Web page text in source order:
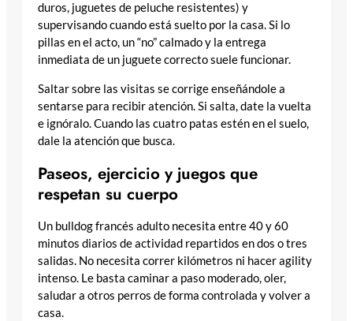
duros, juguetes de peluche resistentes) y
supervisando cuando está suelto por la casa. Si lo
pillas en el acto, un “no” calmado y la entrega
inmediata de un juguete correcto suele funcionar.
Saltar sobre las visitas se corrige enseñándole a
sentarse para recibir atención. Si salta, date la vuelta
e ignóralo. Cuando las cuatro patas estén en el suelo,
dale la atención que busca.
Paseos, ejercicio y juegos que
respetan su cuerpo
Un bulldog francés adulto necesita entre 40 y 60
minutos diarios de actividad repartidos en dos o tres
salidas. No necesita correr kilómetros ni hacer agility
intenso. Le basta caminar a paso moderado, oler,
saludar a otros perros de forma controlada y volver a
casa.